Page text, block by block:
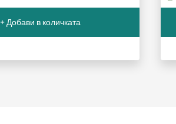
+ Добави в количката